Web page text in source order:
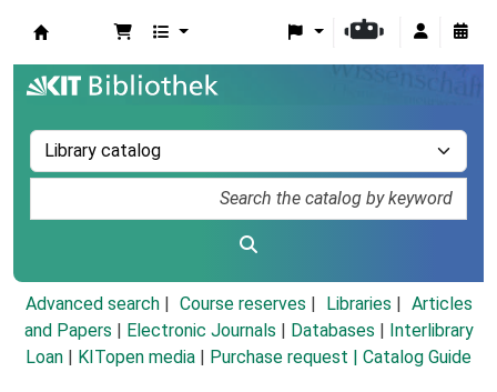
Advanced search Course reserves Libraries
Articles
and Papers
Electronic Journals Databases
Interlibrary
Loan
KITopen media Purchase request | Catalog Guide